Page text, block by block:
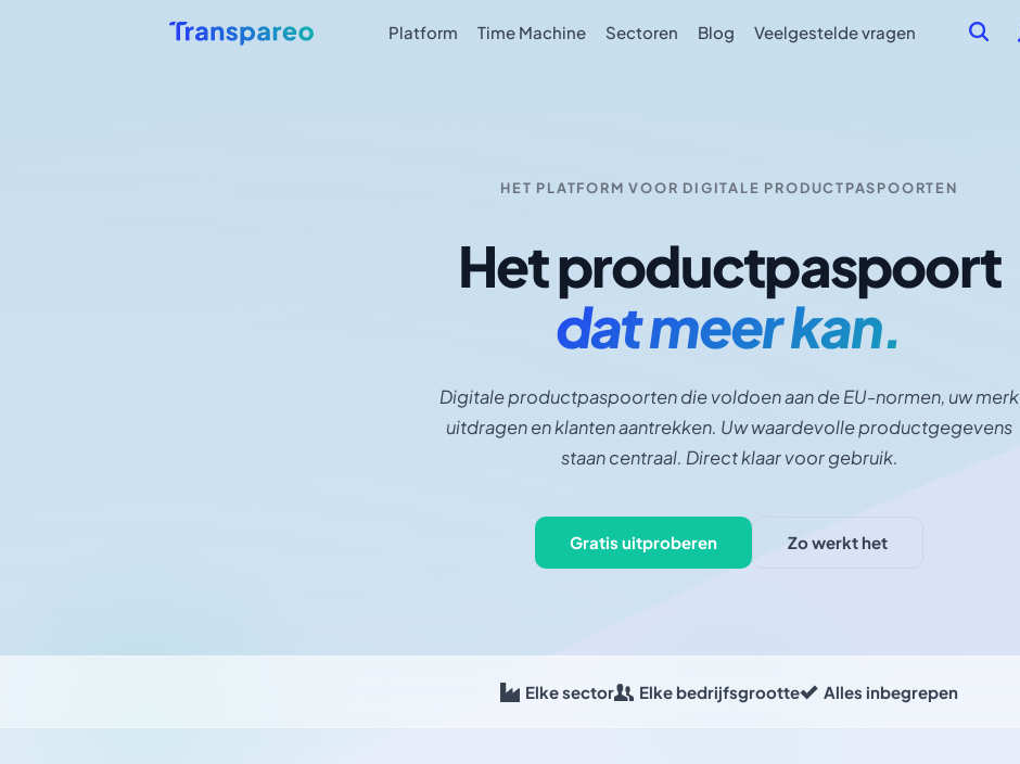
Platform Time Machine Sectoren Blog Veelgestelde vragen
HET PLATFORM VOOR DIGITALE PRODUCTPASPOORTEN
Het productpaspoort
dat meer kan.
Digitale productpaspoorten die voldoen aan de EU-normen, uw merk
uitdragen en klanten aantrekken. Uw waardevolle productgegevens
staan centraal. Direct klaar voor gebruik.
Gratis uitproberen Zo werkt het
Elke sector Elke bedrijfsgrootte Alles inbegrepen